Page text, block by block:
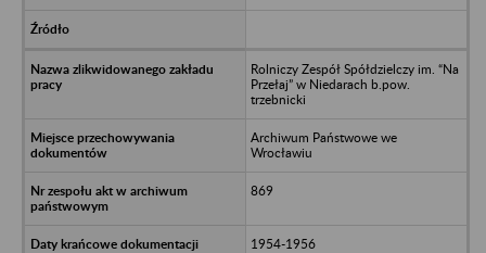
Rolniczy Zespół Spółdzielczy im. “Na
Przełaj” w Niedarach b.pow.
trzebnicki
Archiwum Państwowe we
Wrocławiu
869
1954-1956